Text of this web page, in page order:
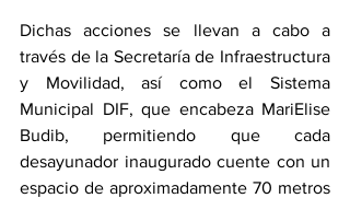
Dichas acciones se llevan a cabo a
través de la Secretaría de Infraestructura
y Movilidad, así como el Sistema
Municipal DIF, que encabeza MariElise
Budib, permitiendo que cada
desayunador inaugurado cuente con un
espacio de aproximadamente 70 metros